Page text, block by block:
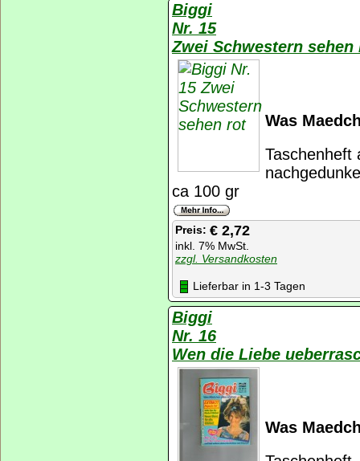
Biggi
Nr. 15
Zwei Schwestern sehen
Was
Taschenheft
ca 100 gr
Preis: € 2,72
inkl. 7% MwSt.
zzgl. Versandkosten
Lieferbar in 1-3 Tagen
Biggi
Nr. 16
Wen die Liebe
Was